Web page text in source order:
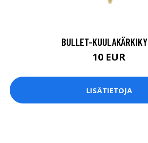
BULLET-
10 EUR
LISÄTIETOJA